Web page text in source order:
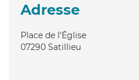
Adresse
Place de l'Église
07290 Satillieu